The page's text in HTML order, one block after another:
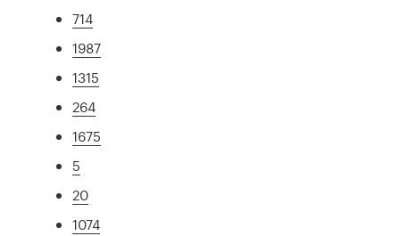
714
1987
1315
264
1675
5
20
1074